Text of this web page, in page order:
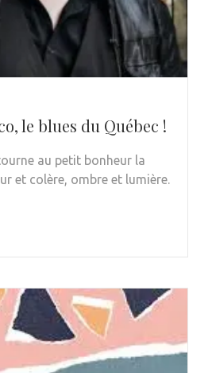
le blues du Québec !
au petit bonheur la
et colère, ombre et lumière.